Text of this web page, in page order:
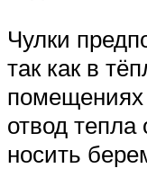
Чулки
так как в
помещениях
отвод тепла
носить